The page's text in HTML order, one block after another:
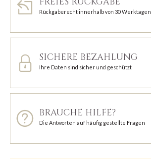
Rückgaberecht innerhalb von 30 Werktagen
SICHERE BEZAHLUNG
Ihre Daten sind sicher und geschützt
BRAUCHE HILFE?
Die Antworten auf häufig gestellte Fragen